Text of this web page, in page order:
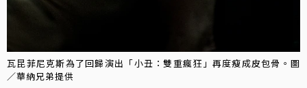
瓦昆菲尼克斯為了回歸演出「小丑：雙重瘋狂」再度瘦成皮包骨。圖
／華納兄弟提供